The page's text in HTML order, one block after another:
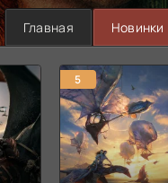
Главная Новинки
5